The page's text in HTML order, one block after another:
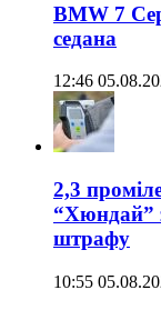
BMW 7
седана
12:46
2,3
“Хюндай”
штрафу
10:55